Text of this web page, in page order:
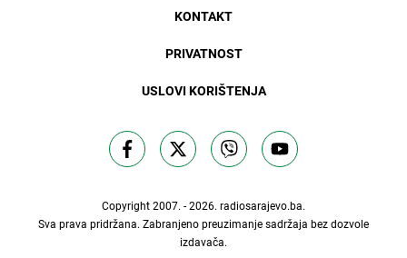
KONTAKT
PRIVATNOST
USLOVI KORIŠTENJA
Copyright 2007. - 2026. radiosarajevo.ba.
Sva prava pridržana. Zabranjeno preuzimanje sadržaja bez dozvole
izdavača.